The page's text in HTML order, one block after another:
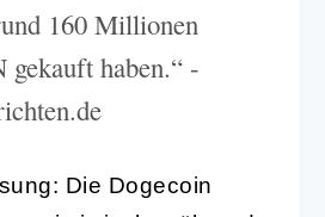
160 Millionen
haben.“ -
Die Dogecoin